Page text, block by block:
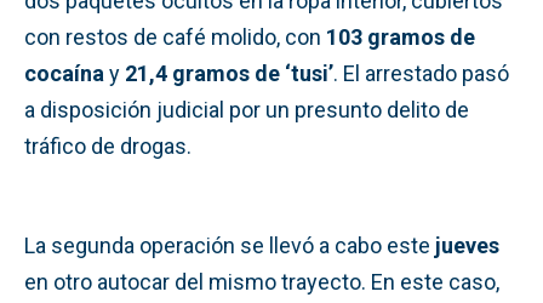
con restos de café molido, con 103 gramos de
cocaína y 21,4 gramos de ‘tusi’. El arrestado pasó
a disposición judicial por un presunto delito de
tráfico de drogas.
La segunda operación se llevó a cabo este jueves
en otro autocar del mismo trayecto. En este caso,